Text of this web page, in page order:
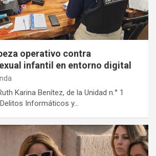
operativo contra
infantil en entorno digital
Karina Benítez, de la Unidad n.° 1
Informáticos y…